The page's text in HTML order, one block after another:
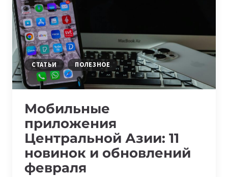
КОТОРЫЕ
ВЫШЛИ
В
МАЕ
СТАТЬИ ПОЛЕЗНОЕ
Мобильные
приложения
Центральной Азии: 11
новинок и обновлений
февраля